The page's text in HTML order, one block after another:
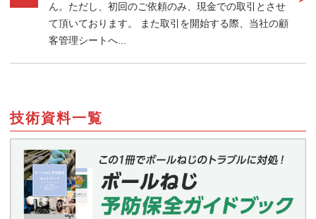
技術資料一覧
ん。ただし、初回のご依頼のみ、現金での取引とさせ
て頂いております。 また取引を開始する際、当社の顧
客管理シートへ...